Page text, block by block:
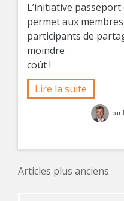
L’initiative
permet aux membres
participants de
moindre
coût !
Lire la suite
par
Navigation
Articles plus anciens